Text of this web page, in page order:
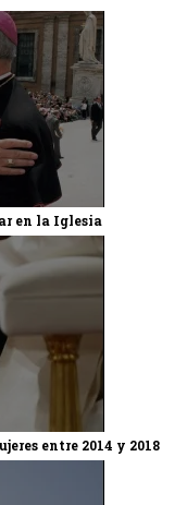
en la Iglesia
entre 2014 y 2018